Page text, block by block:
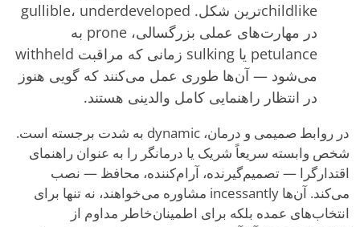
childlikeترین شکل. gullible، underdeveloped
در مهارت‌های عملی بزرگسالی، prone به
petulance یا sulking زمانی که مراقبت withheld
می‌شود — آن‌ها طوری عمل می‌کنند که گویی هنوز
در انتظار راهنمایی کامل والدینی هستند.
در روابط صمیمی و درمان، dynamic به شدت برجسته است.
شخص وابسته سریعاً شریک یا درمانگر را به عنوان راهنمای
اقتدارگرا — تصمیم‌گیرنده، آرام‌کننده، محافظ — نصب
می‌کند. آن‌ها incessantly مشاوره می‌خواهند، نه تنها برای
انتخاب‌های عمده بلکه برای اطمینان‌خاطر مداوم از